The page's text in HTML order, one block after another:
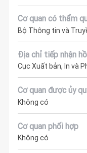
Cơ quan có thẩm
Bộ Thông tin và
Địa chỉ tiếp nhận
Cục Xuất bản, In và
Cơ quan được ủy
Không có
Cơ quan phối hợp
Không có